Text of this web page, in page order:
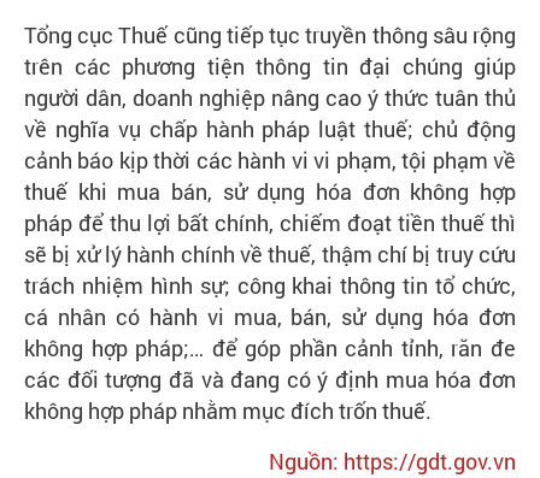
Tổng cục Thuế cũng tiếp tục truyền thông sâu rộng
trên các phương tiện thông tin đại chúng giúp
người dân, doanh nghiệp nâng cao ý thức tuân thủ
về nghĩa vụ chấp hành pháp luật thuế; chủ động
cảnh báo kịp thời các hành vi vi phạm, tội phạm về
thuế khi mua bán, sử dụng hóa đơn không hợp
pháp để thu lợi bất chính, chiếm đoạt tiền thuế thì
sẽ bị xử lý hành chính về thuế, thậm chí bị truy cứu
trách nhiệm hình sự; công khai thông tin tổ chức,
cá nhân có hành vi mua, bán, sử dụng hóa đơn
không hợp pháp;… để góp phần cảnh tỉnh, răn đe
các đối tượng đã và đang có ý định mua hóa đơn
không hợp pháp nhằm mục đích trốn thuế.
Nguồn: https://gdt.gov.vn